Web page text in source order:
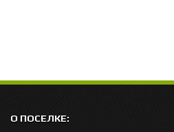
О ПОСЕЛКЕ: